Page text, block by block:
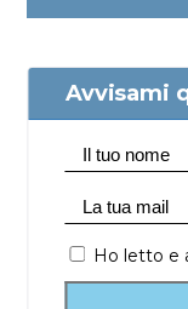
Avvisami
Ho letto e